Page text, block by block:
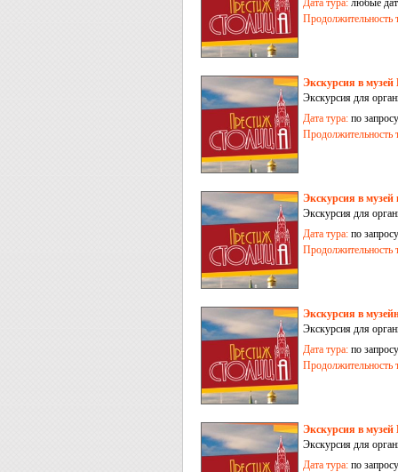
Дата тура: любые
Продолжительность
Экскурсия в
Экскурсия для
Дата тура: по запросу
Продолжительность
Экскурсия в
Экскурсия для
Дата тура: по запросу
Продолжительность
Экскурсия в
Экскурсия для
Дата тура: по запросу
Продолжительность
Экскурсия в
Экскурсия для
Дата тура: по запросу